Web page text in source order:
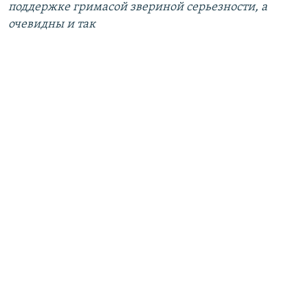
поддержке гримасой звериной серьезности, а
очевидны и так